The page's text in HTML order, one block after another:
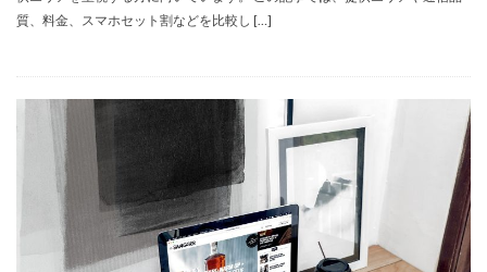
質、料金、スマホセット割などを比較し […]